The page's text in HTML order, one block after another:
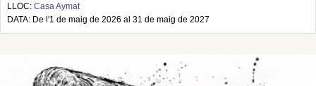
LLOC: Casa Aymat
DATA: De l'1 de maig de 2026 al 31 de maig de 2027